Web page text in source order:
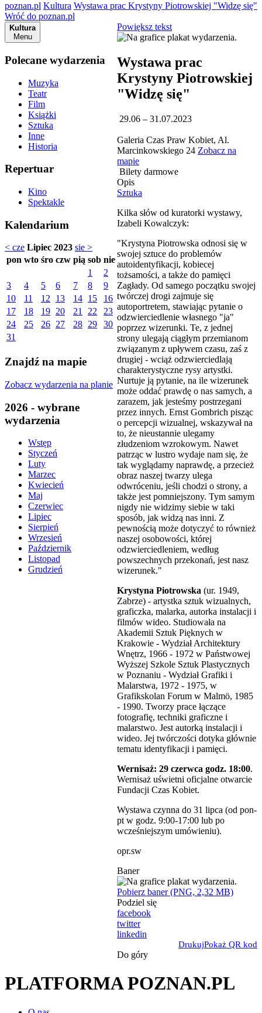
poznan.pl Kultura Wystawa prac Krystyny Piotrowskiej "Widzę się"
Wróć do poznan.pl
Kultura
Menu
Polecane wydarzenia
Muzyka
Teatr
Film
Książki
Sztuka
Inne
Historia
Repertuar
Kino
Spektakle
Kalendarium
< cze Lipiec 2023 sie >
pon wto śro czw pią sob nie
1
2
3
4 5 6 7 8
9
10
11 12 13 14 15
16
17
18 19 20 21 22
23
24
25 26 27 28 29
30
31
Znajdź na mapie
Zobacz wydarzenia na planie
2026 - wybrane
wydarzenia
Wstęp
Styczeń
Luty
Marzec
Kwiecień
Maj
Czerwiec
Lipiec
Sierpień
Wrzesień
Październik
Listopad
Grudzień
Powiększ tekst
Wystawa prac
Krystyny Piotrowskiej
"Widzę się"
29.06 – 31.07.2023
Galeria Czas Praw Kobiet, Al.
Marcinkowskiego 24 Zobacz na
mapie
Bilety darmowe
Opis
Sztuka
Kilka słów od kuratorki wystawy,
Izabeli Kowalczyk:
"Krystyna Piotrowska odnosi się w
swojej sztuce do problemów
autoidentyfikacji, kobiecej
tożsamości, a także do pamięci
Zagłady. Od samego początku swojej
twórczej drogi zajmuje się
autoportretem, stawiając pytanie o
odzwierciedlenie własnego "ja"
poprzez wizerunki. Te, z jednej
strony ulegają ciągłym przemianom
związanym z upływem czasu, zaś z
drugiej - wciąż odzwierciedlają
charakterystyczne rysy artystki.
Nurtuje ją pytanie, na ile wizerunek
może oddać prawdę o nas samych, a
zarazem, jak jesteśmy postrzegani
przez innych. Ernst Gombrich pisząc
o percepcji wizualnej, wskazywał na
to, że nieustannie ulegamy
złudzeniom wzrokowym. Nawet
patrząc w lustro wydaje nam się, że
tak wyglądamy naprawdę, a przecież
obraz naszej twarzy ulega
odwróceniu, jeśli chodzi o strony, a
także jest pomniejszony. Tym samym
nigdy nie widzimy siebie w taki
sposób, jak widzą nas inni. Z
pewnością może dotyczyć to również
naszej osobowości, której
odzwierciedleniem, według
powszechnych przekonań, jest nasz
wizerunek."
Krystyna Piotrowska (ur. 1949,
Zabrze) - artystka sztuk wizualnych,
graficzka, malarka, autorka instalacji i
filmów wideo. Studiowała na
Akademii Sztuk Pięknych w
Krakowie - Wydział Architektury
Wnętrz, 1966 - 1972 w Państwowej
Wyższej Szkole Sztuk Plastycznych
w Poznaniu - Wydział Grafiki i
Malarstwa, 1972 - 1975, w
Grafikskolan Forum w Malmö, 1985
- 1990. Tworzy prace łączące
fotografię, techniki graficzne i
malarstwo. Jest autorką instalacji i
wideo. Jej twórczości dotyka głównie
tematu identyfikacji i pamięci.
Wernisaż: 29 czerwca godz. 18:00.
Wernisaż uświetni oficjalne otwarcie
Fundacji Czas Kobiet.
Wystawa czynna do 31 lipca (od pon-
pt w godz. 9:00-17:00 lub po
wcześniejszym umówieniu).
opr.sw
Baner
Pobierz baner (PNG, 2,32 MB)
Podziel się
facebook
twitter
linkedin
DrukujPokaż QR kod
Do góry
PLATFORMA POZNAN.PL